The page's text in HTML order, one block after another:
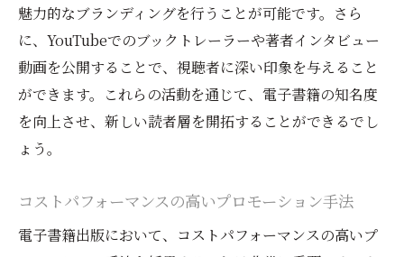
魅力的なブランディングを行うことが可能です。さら
に、YouTubeでのブックトレーラーや著者インタビュー
動画を公開することで、視聴者に深い印象を与えること
ができます。これらの活動を通じて、電子書籍の知名度
を向上させ、新しい読者層を開拓することができるでし
ょう。
コストパフォーマンスの高いプロモーション手法
電子書籍出版において、コストパフォーマンスの高いプ